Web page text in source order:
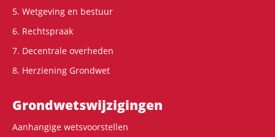
5. Wetgeving en bestuur
6. Rechtspraak
7. Decentrale overheden
8. Herziening Grondwet
Grondwets­wijzigingen
Aanhangige wetsvoorstellen